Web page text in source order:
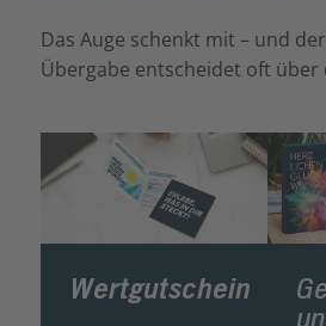
Das Auge schenkt mit – und
Übergabe entscheidet oft über
Wertgutschein